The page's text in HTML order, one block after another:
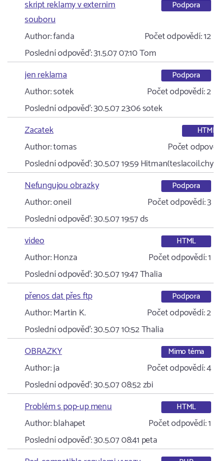
skript reklamy v externim
souboru
Podpora
Author:fanda Počet odpovědí:12
Poslední odpověď:31.5.07 07:10Tom
jen reklama
Podpora
Author:sotek Počet odpovědí:2
Poslední odpověď:30.5.07 23:06sotek
Zacatek
HTML
Author:tomas
Počet
Poslední odpověď:30.5.07 19:59
Nefungujou obrazky
Podpora
Author:oneil Počet odpovědí:3
Poslední odpověď:30.5.07 19:57ds
video
HTML
Author:Honza Počet odpovědí:1
Poslední odpověď:30.5.07 19:47Thalia
přenos dat přes ftp
Podpora
Author:Martin K. Počet odpovědí:2
Poslední odpověď:30.5.07 10:52Thalia
OBRAZKY
Mimo téma
Author:ja Počet odpovědí:4
Poslední odpověď:30.5.07 08:52zbi
Problém s pop-up menu
HTML
Author:blahapet Počet odpovědí:1
Poslední odpověď:30.5.07 08:41 peta